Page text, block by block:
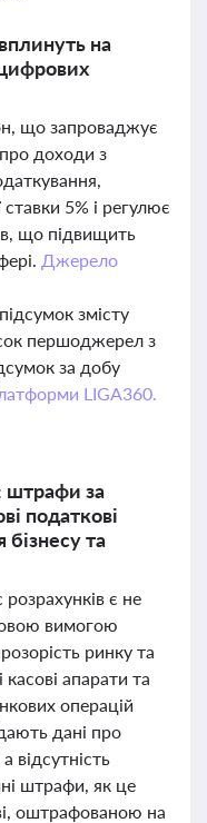
на
що запроваджує
доходи з
5% і регулює
що підвищить
Джерело
змісту
першоджерел з
за добу
LIGA360.
штрафи за
податкові
бізнесу та
є не
вимогою
ринку та
апарати та
операцій
дані про
відсутність
штрафи, як це
оштрафованою на